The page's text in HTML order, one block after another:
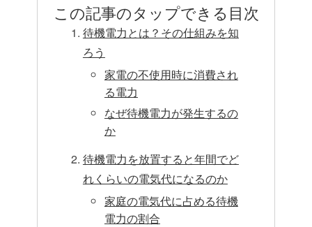
この記事のタップできる目次
待機電力とは？その仕組みを知
ろう
家電の不使用時に消費され
る電力
なぜ待機電力が発生するの
か
待機電力を放置すると年間でど
れくらいの電気代になるのか
家庭の電気代に占める待機
電力の割合